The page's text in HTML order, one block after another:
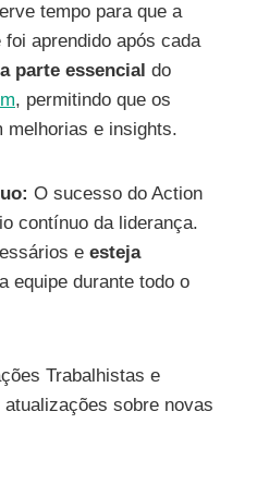
tempo para que a
aprendido após cada
parte essencial do
, permitindo que os
melhorias e insights.
O sucesso do Action
contínuo da liderança.
e esteja
equipe durante todo o
Trabalhistas e
sobre novas